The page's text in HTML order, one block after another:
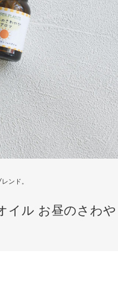
ンド。
イル お昼のさわや